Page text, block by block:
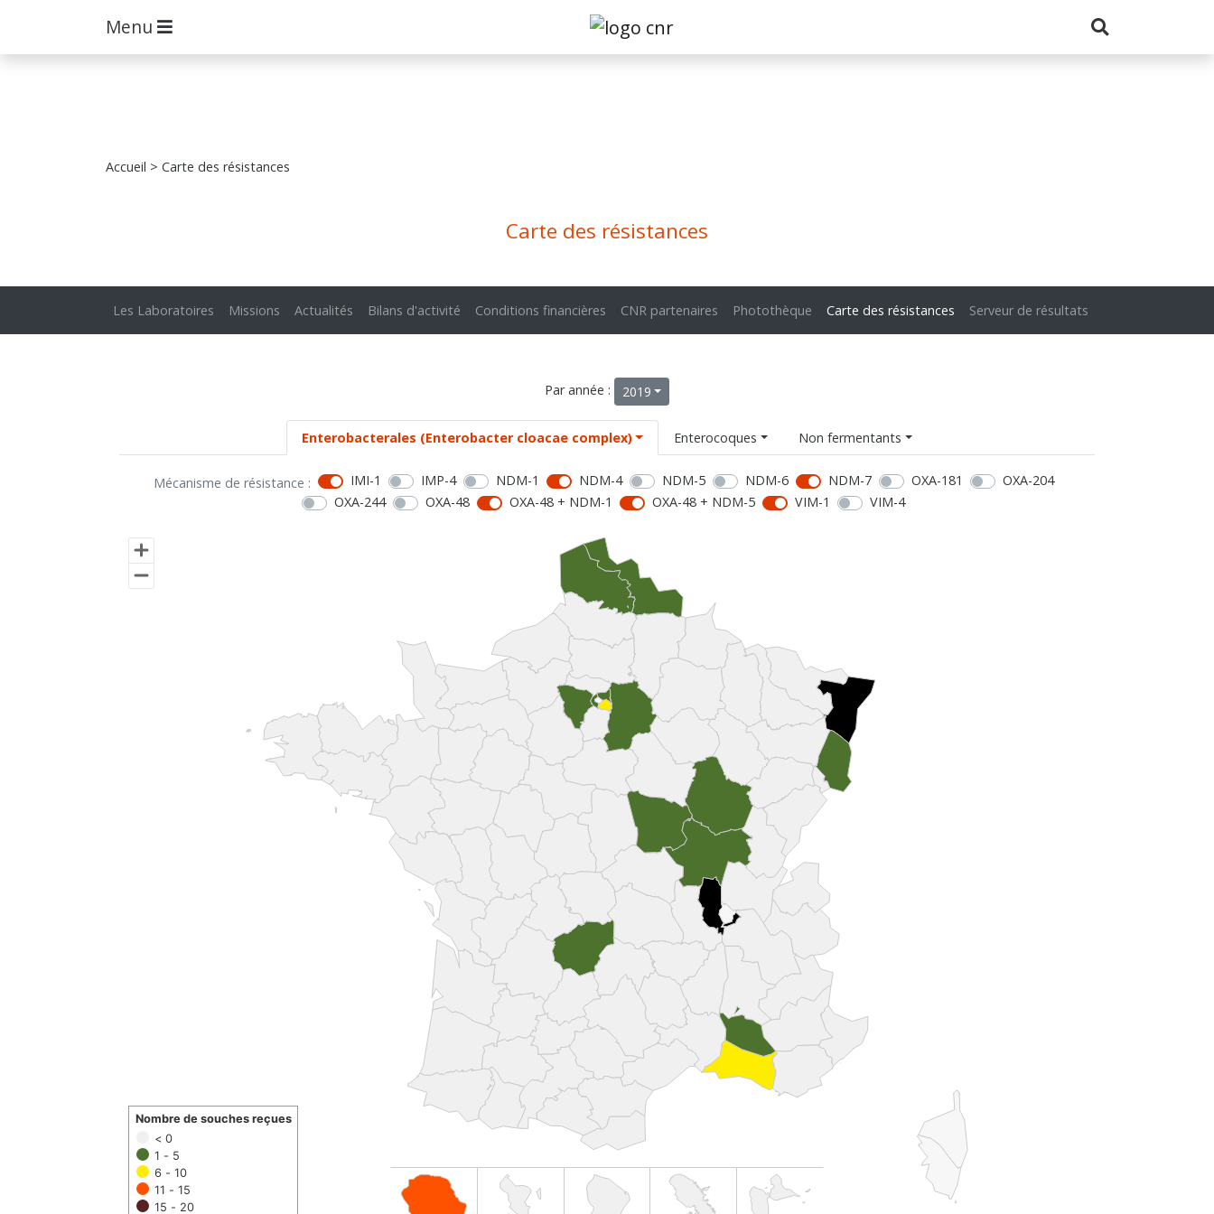
Menu
Accueil > Carte des résistances
Carte des résistances
Les Laboratoires Missions Actualités Bilans d'activité Conditions financières CNR partenaires Photothèque Carte des résistances Serveur de résultats
Par année : 2019
Enterobacterales (Enterobacter cloacae complex) Enterocoques Non fermentants
Mécanisme de résistance : IMI-1 IMP-4 NDM-1 NDM-4 NDM-5 NDM-6 NDM-7 OXA-181
OXA-204
OXA-244
OXA-48 OXA-48 + NDM-1 OXA-48 + NDM-5 VIM-1 VIM-4
< 0
1 - 5
6 - 10
11 - 15
15 - 20
Nombre de souches reçues